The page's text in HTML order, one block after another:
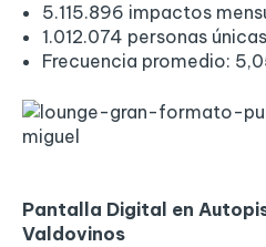
5.115.896 impactos
1.012.074 personas únicas
Frecuencia promedio:
Pantalla Digital en
Valdovinos